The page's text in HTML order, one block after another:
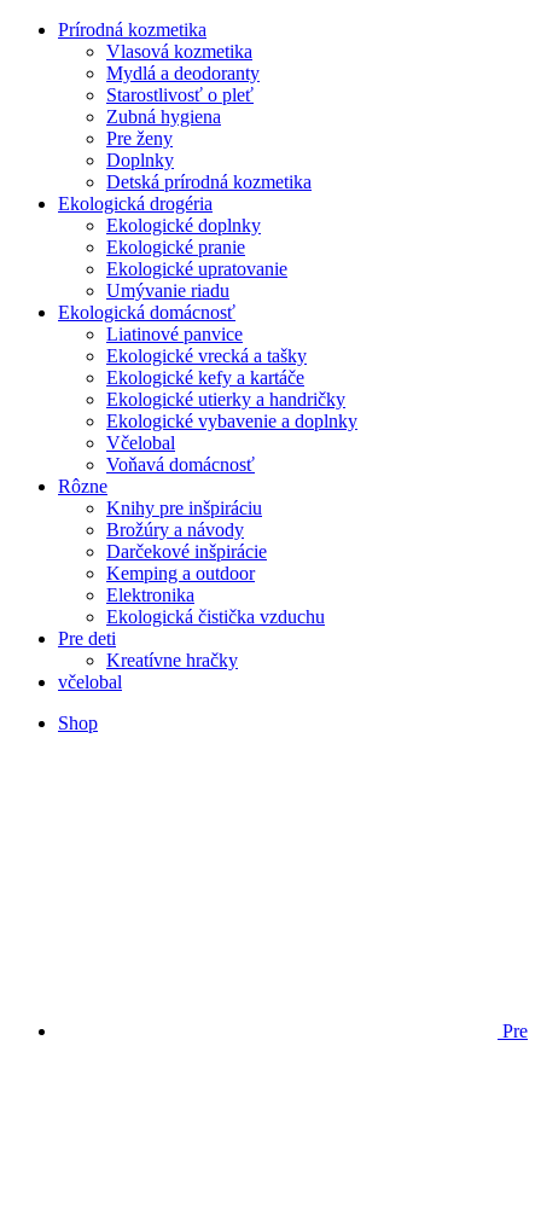
Prírodná kozmetika
Vlasová kozmetika
Mydlá a deodoranty
Starostlivosť o pleť
Zubná hygiena
Pre ženy
Doplnky
Detská prírodná kozmetika
Ekologická drogéria
Ekologické doplnky
Ekologické pranie
Ekologické upratovanie
Umývanie riadu
Ekologická domácnosť
Liatinové panvice
Ekologické vrecká a tašky
Ekologické kefy a kartáče
Ekologické utierky a handričky
Ekologické vybavenie a doplnky
Včelobal
Voňavá domácnosť
Rôzne
Knihy pre inšpiráciu
Brožúry a návody
Darčekové inšpirácie
Kemping a outdoor
Elektronika
Ekologická čistička vzduchu
Pre deti
Kreatívne hračky
včelobal
Shop
Pre